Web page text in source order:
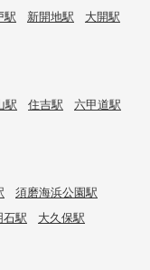
駅 新開地駅
大開駅
駅 住吉駅
六甲道駅
須磨海浜公園駅
石駅 大久保駅